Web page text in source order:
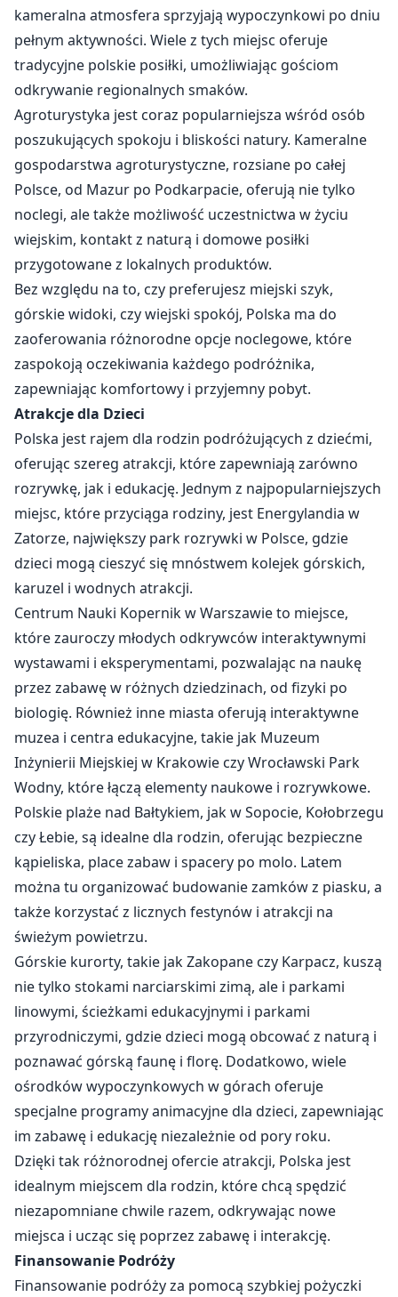
kameralna atmosfera sprzyjają wypoczynkowi po dniu
pełnym aktywności. Wiele z tych miejsc oferuje
tradycyjne polskie posiłki, umożliwiając gościom
odkrywanie regionalnych smaków.
Agroturystyka jest coraz popularniejsza wśród osób
poszukujących spokoju i bliskości natury. Kameralne
gospodarstwa agroturystyczne, rozsiane po całej
Polsce, od Mazur po Podkarpacie, oferują nie tylko
noclegi, ale także możliwość uczestnictwa w życiu
wiejskim, kontakt z naturą i domowe posiłki
przygotowane z lokalnych produktów.
Bez względu na to, czy preferujesz miejski szyk,
górskie widoki, czy wiejski spokój, Polska ma do
zaoferowania różnorodne opcje noclegowe, które
zaspokoją oczekiwania każdego podróżnika,
zapewniając komfortowy i przyjemny pobyt.
Atrakcje dla Dzieci
Polska jest rajem dla rodzin podróżujących z dziećmi,
oferując szereg atrakcji, które zapewniają zarówno
rozrywkę, jak i edukację. Jednym z najpopularniejszych
miejsc, które przyciąga rodziny, jest Energylandia w
Zatorze, największy park rozrywki w Polsce, gdzie
dzieci mogą cieszyć się mnóstwem kolejek górskich,
karuzel i wodnych atrakcji.
Centrum Nauki Kopernik w Warszawie to miejsce,
które zauroczy młodych odkrywców interaktywnymi
wystawami i eksperymentami, pozwalając na naukę
przez zabawę w różnych dziedzinach, od fizyki po
biologię. Również inne miasta oferują interaktywne
muzea i centra edukacyjne, takie jak Muzeum
Inżynierii Miejskiej w Krakowie czy Wrocławski Park
Wodny, które łączą elementy naukowe i rozrywkowe.
Polskie plaże nad Bałtykiem, jak w Sopocie, Kołobrzegu
czy Łebie, są idealne dla rodzin, oferując bezpieczne
kąpieliska, place zabaw i spacery po molo. Latem
można tu organizować budowanie zamków z piasku, a
także korzystać z licznych festynów i atrakcji na
świeżym powietrzu.
Górskie kurorty, takie jak Zakopane czy Karpacz, kuszą
nie tylko stokami narciarskimi zimą, ale i parkami
linowymi, ścieżkami edukacyjnymi i parkami
przyrodniczymi, gdzie dzieci mogą obcować z naturą i
poznawać górską faunę i florę. Dodatkowo, wiele
ośrodków wypoczynkowych w górach oferuje
specjalne programy animacyjne dla dzieci, zapewniając
im zabawę i edukację niezależnie od pory roku.
Dzięki tak różnorodnej ofercie atrakcji, Polska jest
idealnym miejscem dla rodzin, które chcą spędzić
niezapomniane chwile razem, odkrywając nowe
miejsca i ucząc się poprzez zabawę i interakcję.
Finansowanie Podróży
Finansowanie podróży za pomocą szybkiej pożyczki